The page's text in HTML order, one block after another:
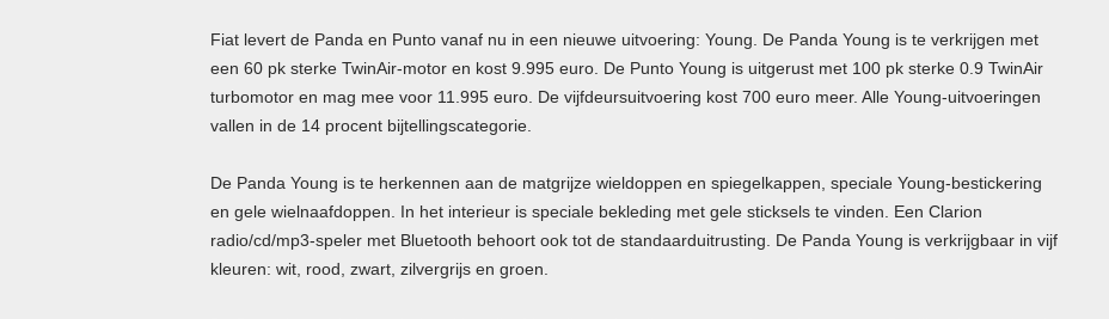
Fiat levert de Panda en Punto vanaf nu in een nieuwe uitvoering: Young. De Panda Young is te verkrijgen met
een 60 pk sterke TwinAir-motor en kost 9.995 euro. De Punto Young is uitgerust met 100 pk sterke 0.9 TwinAir
turbomotor en mag mee voor 11.995 euro. De vijfdeursuitvoering kost 700 euro meer. Alle Young-uitvoeringen
vallen in de 14 procent bijtellingscategorie.
De Panda Young is te herkennen aan de matgrijze wieldoppen en spiegelkappen, speciale Young-bestickering
en gele wielnaafdoppen. In het interieur is speciale bekleding met gele sticksels te vinden. Een Clarion
radio/cd/mp3-speler met Bluetooth behoort ook tot de standaarduitrusting. De Panda Young is verkrijgbaar in vijf
kleuren: wit, rood, zwart, zilvergrijs en groen.